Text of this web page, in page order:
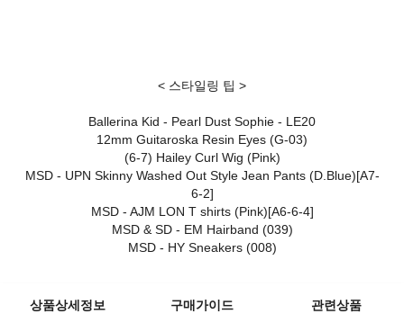
< 스타일링 팁 >
Ballerina Kid - Pearl Dust Sophie - LE20
12mm Guitaroska Resin Eyes (G-03)
(6-7) Hailey Curl Wig (Pink)
MSD - UPN Skinny Washed Out Style Jean Pants (D.Blue)[A7-
6-2]
MSD - AJM LON T shirts (Pink)[A6-6-4]
MSD & SD - EM Hairband (039)
MSD - HY Sneakers (008)
상품상세정보 구매가이드 관련상품